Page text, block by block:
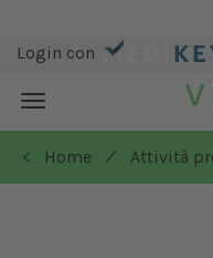
Login con
Toggle
navigation
< Home
/ Attività